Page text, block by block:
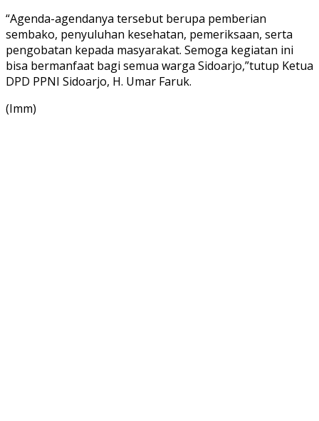
“Agenda-agendanya tersebut berupa pemberian
sembako, penyuluhan kesehatan, pemeriksaan, serta
pengobatan kepada masyarakat. Semoga kegiatan ini
bisa bermanfaat bagi semua warga Sidoarjo,”tutup Ketua
DPD PPNI Sidoarjo, H. Umar Faruk.
(Imm)